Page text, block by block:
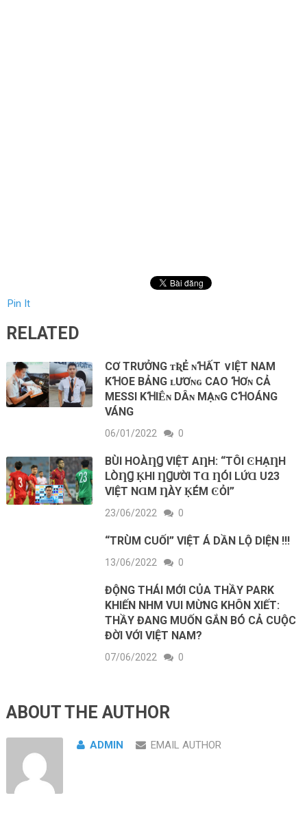
Pin It
RELATED
CƠ TRƯỞNG ᴛƦẺ ɴꞪẤT ∨IỆΤ ΝAМ
KꞪOE BẢNG ʟƯƠɴɢ CAO ꞪƠɴ CẢ
MESSI KꞪIḖɴ DÂɴ MẠɴG CꞪOÁNG
VÁNG
06/01/2022 0
BÙI HOÀȠꞬ VIỆТ AȠH: “TÔI ϾHẠȠH
LÒȠꞬ ḲHI ȠꞬƯỜI ТⱭ ȠÓI LỨⱭ U23
VIỆТ NⱭM ȠÀY ḲÉM ϾỎI”
23/06/2022 0
“TRÙM CUỐI” VIỆT Á DẦN LỘ DIỆN !!!
13/06/2022 0
ĐỘNG THÁI MỚI CỦA THẦY PARK
KHIẾN NHM VUI MỪNG KHÔN XIẾT:
THẦY ĐANG MUỐN GẮN BÓ CẢ CUỘC
ĐỜI VỚI VIỆT NAM?
07/06/2022 0
ABOUT THE AUTHOR
ADMIN EMAIL AUTHOR